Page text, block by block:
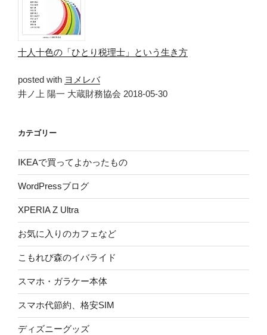
十人十色の「ひとり税理士」という生き方
posted with ヨメレバ
井ノ上 陽一 大蔵財務協会 2018-05-30
カテゴリー
IKEAで買ってよかったもの
WordPressブログ
XPERIA Z Ultra
お気に入りのカフェなど
こもれび森のイバライド
スマホ・ガラケー本体
スマホ代節約、格安SIM
ディズニーグッズ